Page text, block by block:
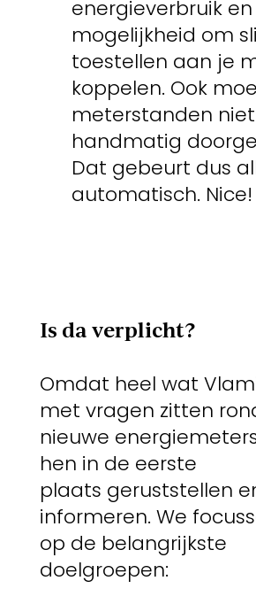
energieverbruik
mogelijkheid om
toestellen aan je
koppelen. Ook
meterstanden
handmatig
Dat gebeurt dus
automatisch. Nice!
Is da verplicht?
Omdat heel wat
met vragen zitten
nieuwe
hen in de eerste
plaats geruststellen
informeren. We
op de belangrijkste
doelgroepen: